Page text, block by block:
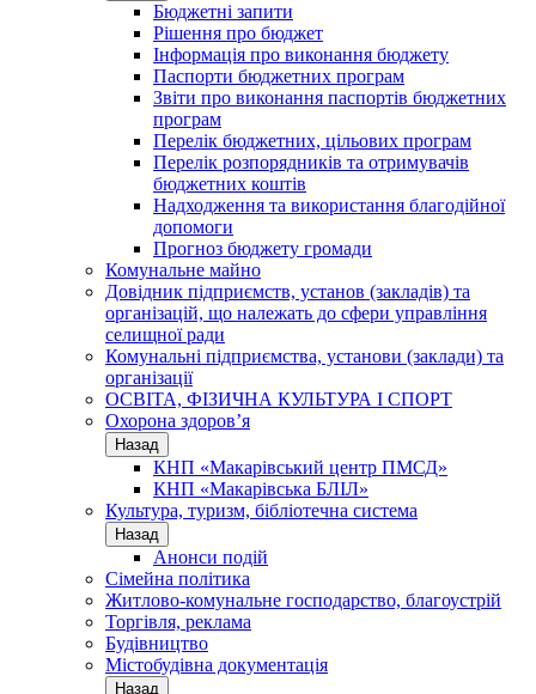
Бюджетні запити
Рішення про бюджет
Інформація про виконання бюджету
Паспорти бюджетних програм
Звіти про виконання паспортів бюджетних
програм
Перелік бюджетних, цільових програм
Перелік розпорядників та отримувачів
бюджетних коштів
Надходження та використання благодійної
допомоги
Прогноз бюджету громади
Комунальне майно
Довідник підприємств, установ (закладів) та
організацій, що належать до сфери управління
селищної ради
Комунальні підприємства, установи (заклади) та
організації
ОСВІТА, ФІЗИЧНА КУЛЬТУРА І СПОРТ
Охорона здоров’я
Назад
КНП «Макарівський центр ПМСД»
КНП «Макарівська БЛІЛ»
Культура, туризм, бібліотечна система
Назад
Анонси подій
Сімейна політика
Житлово-комунальне господарство, благоустрій
Торгівля, реклама
Будівництво
Містобудівна документація
Назад